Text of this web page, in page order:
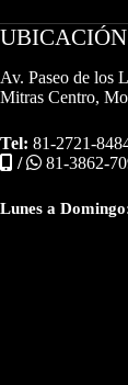
UBICACIÓN
Av. Paseo de los
Mitras Centro,
Tel: 81-2721-
/
81-3862-
Lunes a